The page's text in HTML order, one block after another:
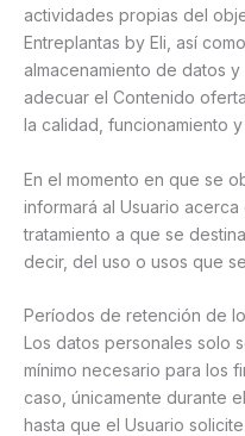
actividades propias del
Entreplantas by Eli, así
almacenamiento de datos
adecuar el Contenido
la calidad, funcionamiento
En el momento en que se
informará al Usuario
tratamiento a que se
decir, del uso o usos que
Períodos de retención de
Los datos personales solo
mínimo necesario para los
caso, únicamente durante
hasta que el Usuario